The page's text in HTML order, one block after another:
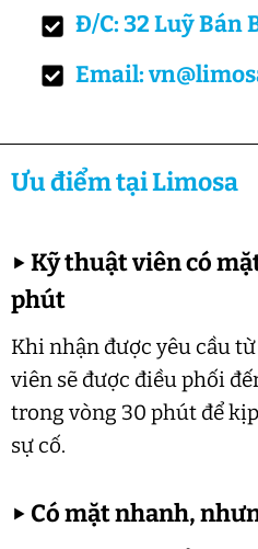
Đ/C: 32 Luỹ Bán
Email:
Ưu điểm tại Limosa
▶Kỹ thuật viên có
phút
Khi nhận được yêu cầu
viên sẽ được điều phối
trong vòng 30 phút để
sự cố.
▶ Có mặt nhanh,